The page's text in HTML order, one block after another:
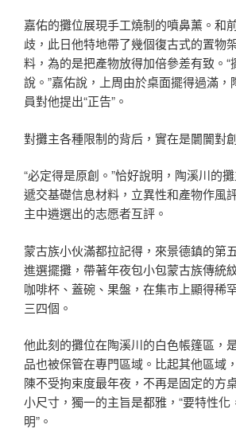
嘉佑的攤位展現手工燒制的噴鼻薰。和
歧，此日他特地帶了幾個復古式的置物
料，為的是把產物放得加倍參差有致。“
說。”嘉佑說，上周由於桌面擺得過滿
員對他提出“正告”。
對攤主各種限制的背后，實在是闤闠對
“必定得是原創。”恰好說明，陶溪川的
遞交基礎信息材料，立異性和產物作風
主中遴選出的志愿者互評。
蒙古族小伙滿都拉記得，來景德鎮的第
進選擺攤，帶著年夜包小包蒙古族傳統
咖啡杯、蓋碗、果盤，在集市上顯得稀
三四個。
他此刻的攤位在陶溪川的白色帳篷區，
品也被保管在專門區域。比起其他區域
陳不受拘束度最年夜，不再是固定的方
小尺寸，獨一的主旨是都雅，“要特性
明”。